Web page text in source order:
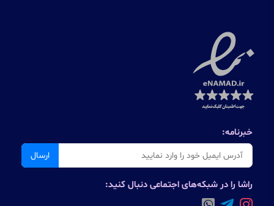
خبرنامه:
ارسال
راشا را در شبکه‌های اجتماعی دنبال کنید: